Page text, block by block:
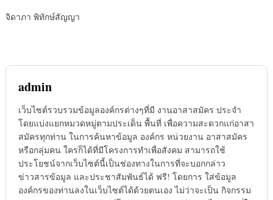
จิดาภา พิทักษ์สัญญา
admin
เว็บไซต์รวบรวมข้อมูลองค์กรต่างๆที่มี งานอาสาสมัคร ประจำ
โดยแบ่งแยกหมวดหมู่ตามประเด็น พื้นที่ เพื่อความสะดวกแก่อาสา
สมัครทุกท่าน ในการค้นหาข้อมูล องค์กร หน่วยงาน อาสาสมัคร
หรือกลุ่มคน ใครก็ได้ที่มีโครงการทำเพื่อสังคม สามารถใช้
ประโยชน์จากเว็บไซต์นี้เป็นช่องทางในการที่จะบอกกล่าว
ข่าวสารข้อมูล และประชาสัมพันธ์ได้ ฟรี! โดยการ ใส่ข้อมูล
องค์กรของท่านลงในเว็บไซต์ได้ด้วยตนเอง ไม่ว่าจะเป็น กิจกรรม